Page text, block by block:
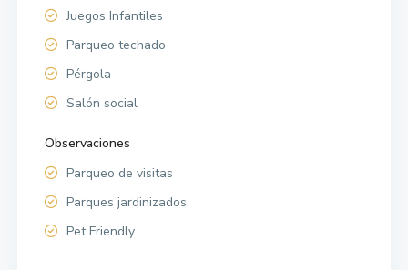
Juegos Infantiles
Parqueo techado
Pérgola
Salón social
Observaciones
Parqueo de visitas
Parques jardinizados
Pet Friendly